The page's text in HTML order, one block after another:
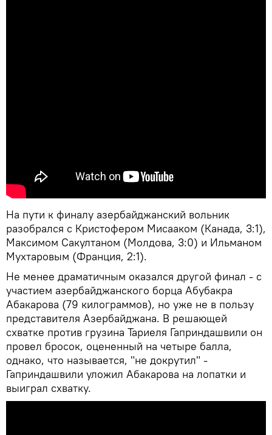
На пути к финалу азербайджанский вольник
разобрался с Кристофером Мисааком (Канада, 3:1),
Максимом Сакултаном (Молдова, 3:0) и Ильманом
Мухтаровым (Франция, 2:1).
Не менее драматичным оказался другой финал - с
участием азербайджанского борца Абубакра
Абакарова (79 килограммов), но уже не в пользу
представителя Азербайджана. В решающей
схватке против грузина Тариеля Гаприндашвили он
провел бросок, оцененный на четыре балла,
однако, что называется, "не докрутил" -
Гаприндашвили уложил Абакарова на лопатки и
выиграл схватку.